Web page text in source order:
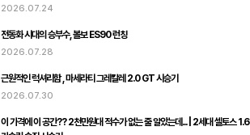
2026.07.24
전동화 시대의 승부수, 볼보 ES90 런칭
2026.07.28
근원적인 럭셔리함 , 마세라티 그레칼레 2.0 GT 시승기
2026.07.30
이 가격에 이 공간?? 2천만원대 적수가 없는 줄 알았는데... | 2세대 셀토스 1.6